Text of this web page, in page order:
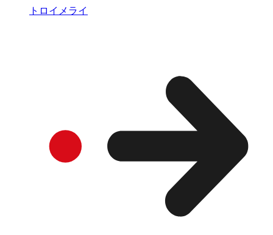
トロイメライ